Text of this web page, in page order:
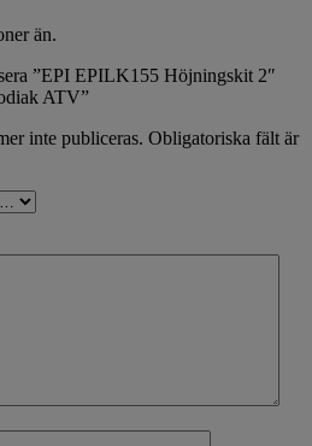
än.
”EPI EPILK155 Höjningskit 2″
ATV”
inte publiceras. Obligatoriska fält är